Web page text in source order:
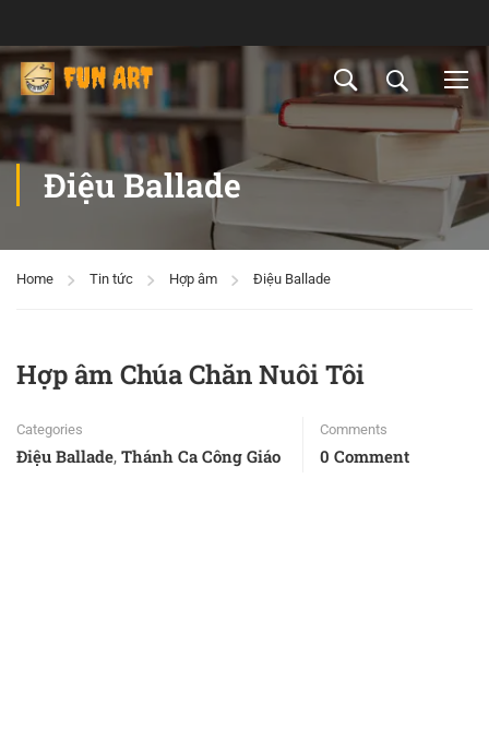
Điệu Ballade
Home Tin tức Hợp âm Điệu Ballade
Hợp âm Chúa Chăn Nuôi Tôi
Categories
Điệu Ballade, Thánh Ca Công Giáo
Comments
0 Comment